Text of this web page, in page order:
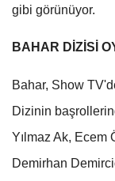
gibi görünüyor.
BAHAR DİZİSİ
Bahar, Show
Dizinin
Yılmaz Ak, Ecem
Demirhan